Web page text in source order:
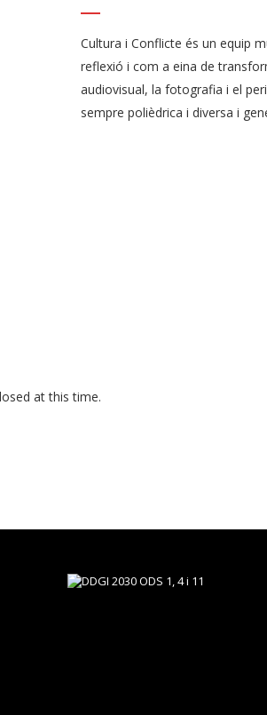
Cultura i Conflicte és un equip
reflexió i com a eina de
audiovisual, la fotografia i el
sempre polièdrica i diversa i
at this time.